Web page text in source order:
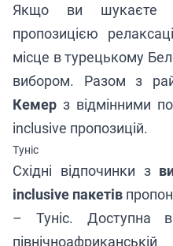
Якщо ви шукаєте
пропозицією
місце в турецькому
вибором. Разом з
Кемер з відмінними
inclusive пропозицій.
Туніс
Східні відпочинки з
inclusive пакетів
– Туніс. Доступна